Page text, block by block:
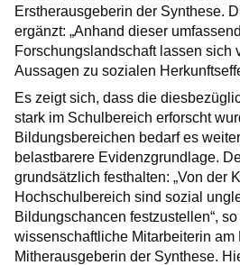
Erstherausgeberin der Synthese.
ergänzt: „Anhand dieser
Forschungslandschaft lassen sich
Aussagen zu sozialen
Es zeigt sich, dass die
stark im Schulbereich erforscht
Bildungsbereichen bedarf es
belastbarere Evidenzgrundlage.
grundsätzlich festhalten: „Von der
Hochschulbereich sind sozial
Bildungschancen festzustellen“,
wissenschaftliche Mitarbeiterin am
Mitherausgeberin der Synthese.